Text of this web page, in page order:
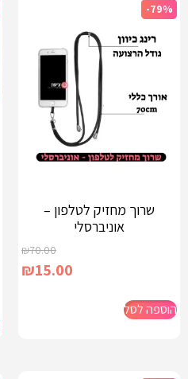
-79%
שרוך מחזיק לטלפון –
אוניברסלי
₪70.00
₪15.00
הוספה לסל